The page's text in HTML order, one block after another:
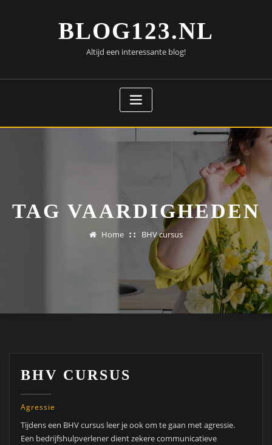
BLOG123.NL
Altijd een interessante blog!
TAG VAARDIGHEDEN
Home BHV cursus
BHV CURSUS
Agressie
Tijdens een BHV cursus leer je ook om te gaan met agressie.
Een bedrijfshulpverlener dient zekere communicatieve